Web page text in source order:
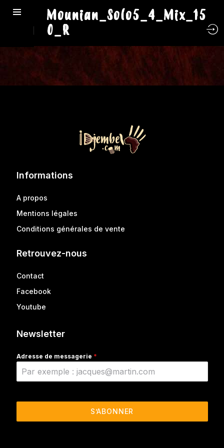
Mounian_Solo5_4_Mix_15
0_R
Informations
A propos
Mentions légales
Conditions générales de vente
Retrouvez-nous
Contact
Facebook
Youtube
Newsletter
Adresse de messagerie *
S’ABONNER